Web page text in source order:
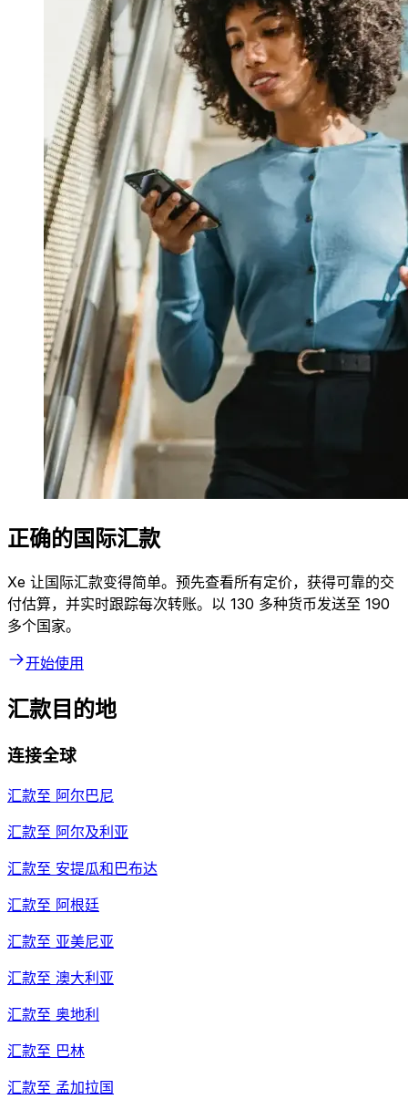
正确的国际汇款
Xe 让国际汇款变得简单。预先查看所有定价，获得可靠的交
付估算，并实时跟踪每次转账。以 130 多种货币发送至 190
多个国家。
开始使用
汇款目的地
连接全球
汇款至 阿尔巴尼
汇款至 阿尔及利亚
汇款至 安提瓜和巴布达
汇款至 阿根廷
汇款至 亚美尼亚
汇款至 澳大利亚
汇款至 奥地利
汇款至 巴林
汇款至 孟加拉国